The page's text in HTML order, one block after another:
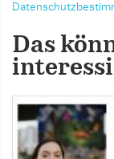
Das